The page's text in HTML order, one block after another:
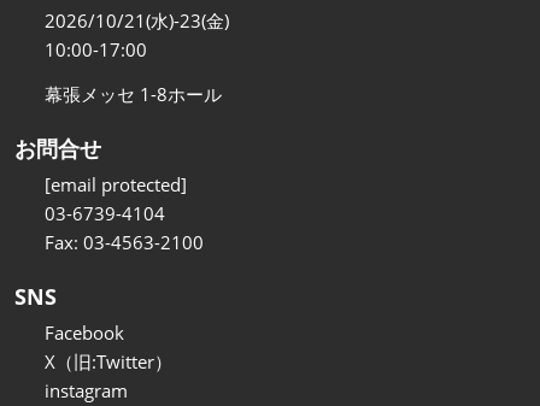
2026/10/21(水)-23(金)
10:00-17:00
幕張メッセ 1-8ホール
お問合せ
[email protected]
03-6739-4104
Fax: 03-4563-2100
SNS
Facebook
X（旧:Twitter）
instagram